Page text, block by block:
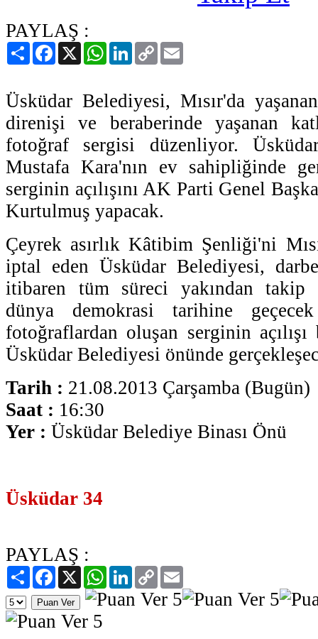
PAYLAŞ :
PaylaşFacebook
X WhatsAppLinkedIn
Copy
Link
Üsküdar Belediyesi, Mısır'da
direnişi ve beraberinde yaşanan
fotoğraf sergisi düzenliyor.
Mustafa Kara'nın ev sahipliğinde
serginin açılışını AK Parti Genel
Kurtulmuş yapacak.
Çeyrek asırlık Kâtibim Şenliği'ni
iptal eden Üsküdar Belediyesi,
itibaren tüm süreci yakından takip
dünya demokrasi tarihine
fotoğraflardan oluşan serginin
Üsküdar Belediyesi önünde
Tarih : 21.08.2013 Çarşamba (Bugün)
Saat : 16:30
Yer : Üsküdar Belediye Binası Önü
Üsküdar 34
PAYLAŞ :
PaylaşFacebook
X WhatsAppLinkedIn
Copy
Link